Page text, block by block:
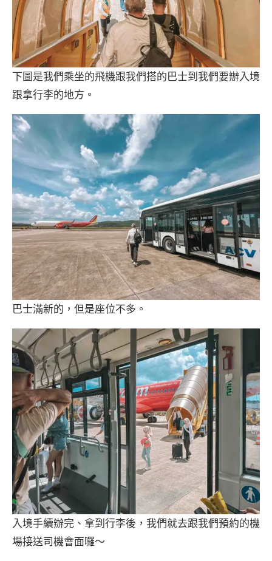
下圖是我們乘坐的飛機跟我們搭的巴士到我們要辦入境
跟拿行李的地方。
巴士滿新的，但是座位不多。
入境手續辦完、拿到行李後，我們就去跟我們預約的機
場接送司機會面囉～